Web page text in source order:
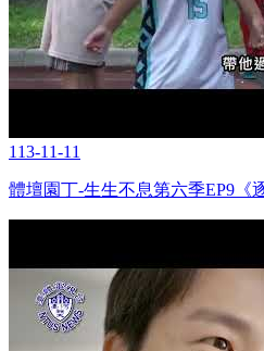
113-11-11
體壇園丁-生生不息第六季EP9《